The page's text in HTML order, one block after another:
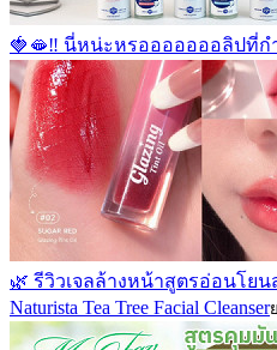
🍓🫦‼ นี่หน่ะหรอออออออลิปที่ก
🌿 รีวิวเจลล้างหน้าสูตรอ่อนโย
Naturista Tea Tree Facial Cleanser